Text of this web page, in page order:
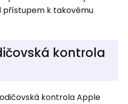
k takovému
kontrola
kontrola Apple